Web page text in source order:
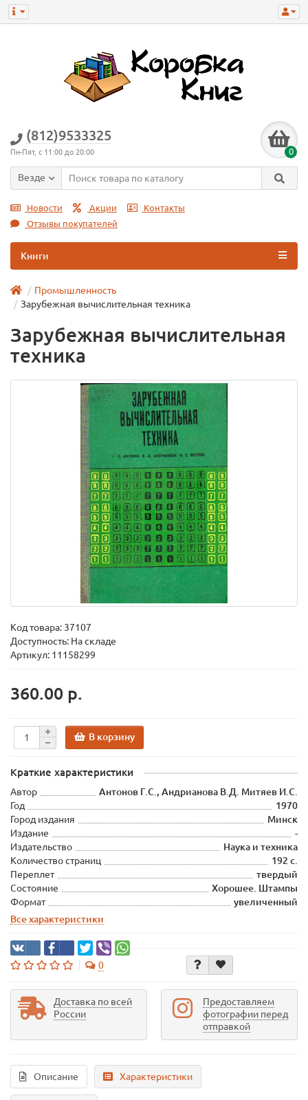
(812)9533325
Пн-Пят, с 11:00 до 20:00 0
Везде
Новости Акции
Контакты
Отзывы покупателей
Книги
Промышленность
Зарубежная вычислительная техника
Зарубежная вычислительная
техника
Код товара: 37107
Доступность: На складе
Артикул: 11158299
360.00 р.
В корзину
Краткие характеристики
Автор
Антонов Г.С., Андрианова В.Д. Митяев И.С.
Год
1970
Город издания
Минск
Издание
-
Издательство
Наука и техника
Количество страниц
192 с.
Переплет
твердый
Состояние
Хорошее. Штампы
Формат
увеличенный
Все характеристики
0
Доставка по всей
России
Предоставляем
фотографии перед
отправкой
Описание Характеристики